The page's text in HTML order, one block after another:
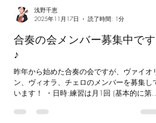
浅野千恵
2025年11月17日
読了時間: 1分
合奏の会メンバー募集中です